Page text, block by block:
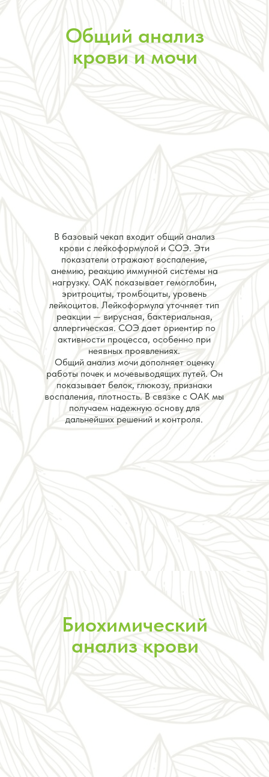
Общий анализ
крови и мочи
В базовый чекап входит общий анализ
крови с лейкоформулой и СОЭ. Эти
показатели отражают воспаление,
анемию, реакцию иммунной системы на
нагрузку. ОАК показывает гемоглобин,
эритроциты, тромбоциты, уровень
лейкоцитов. Лейкоформула уточняет тип
реакции — вирусная, бактериальная,
аллергическая. СОЭ дает ориентир по
активности процесса, особенно при
неявных проявлениях.
Общий анализ мочи дополняет оценку
работы почек и мочевыводящих путей. Он
показывает белок, глюкозу, признаки
воспаления, плотность. В связке с ОАК мы
получаем надежную основу для
дальнейших решений и контроля.
Биохимический
анализ крови